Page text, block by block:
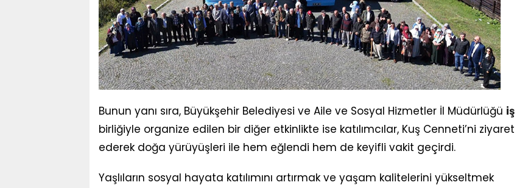
Bunun yanı sıra, Büyükşehir Belediyesi ve Aile ve Sosyal Hizmetler İl Müdürlüğü iş
birliğiyle organize edilen bir diğer etkinlikte ise katılımcılar, Kuş Cenneti’ni ziyaret
ederek doğa yürüyüşleri ile hem eğlendi hem de keyifli vakit geçirdi.
Yaşlıların sosyal hayata katılımını artırmak ve yaşam kalitelerini yükseltmek